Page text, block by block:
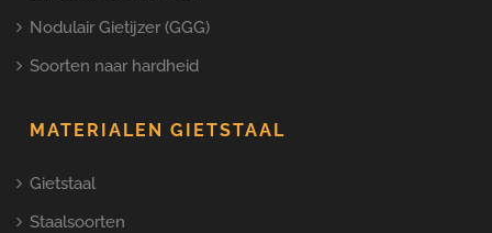
Nodulair Gietijzer (GGG)
Soorten naar hardheid
MATERIALEN GIETSTAAL
Gietstaal
Staalsoorten